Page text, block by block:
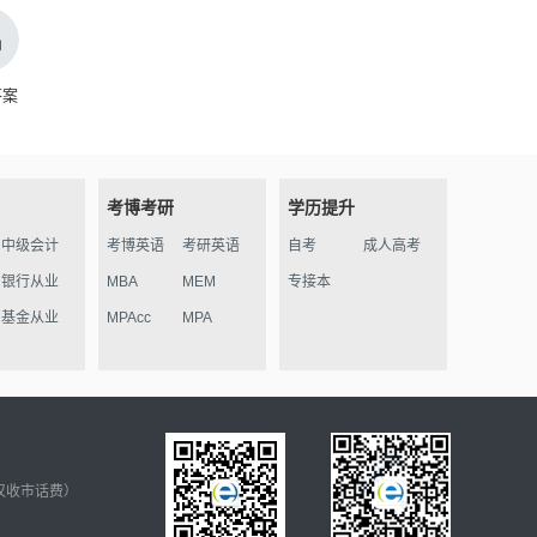
中级会计
银行从业
基金从业
考博考研
考博英语 考研英语
MBA MEM
MPAcc MPA
学历提升
自考 成人高考
专接本
收市话费）